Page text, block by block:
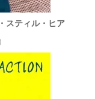
スティル・ヒア